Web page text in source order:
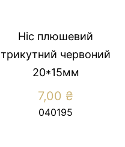
Ніс плюшевий
трикутний червоний
20*15мм
7,00 ₴
040195